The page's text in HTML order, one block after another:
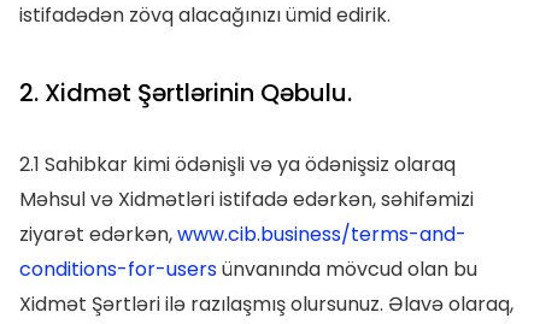
istifadədən zövq alacağınızı ümid edirik.
2. Xidmət Şərtlərinin Qəbulu.
2.1 Sahibkar kimi ödənişli və ya ödənişsiz olaraq
Məhsul və Xidmətləri istifadə edərkən, səhifəmizi
ziyarət edərkən,www.cib.business/terms-and-
conditions-for-usersünvanında mövcud olan bu
Xidmət Şərtləri ilə razılaşmış olursunuz. Əlavə olaraq,